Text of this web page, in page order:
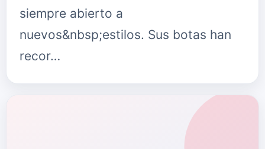
siempre abierto a
nuevos&nbsp;estilos. Sus botas han
recor…